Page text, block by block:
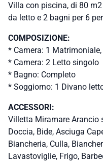
Villa con piscina, di 80
da letto e 2 bagni per 6
COMPOSIZIONE:
* Camera: 1
* Camera: 2 Letto singolo
* Bagno: Completo
* Soggiorno: 1 Divano
ACCESSORI:
Villetta Miramare Arancio
Doccia, Bide, Asciuga
Biancheria, Culla,
Lavastoviglie, Frigo,